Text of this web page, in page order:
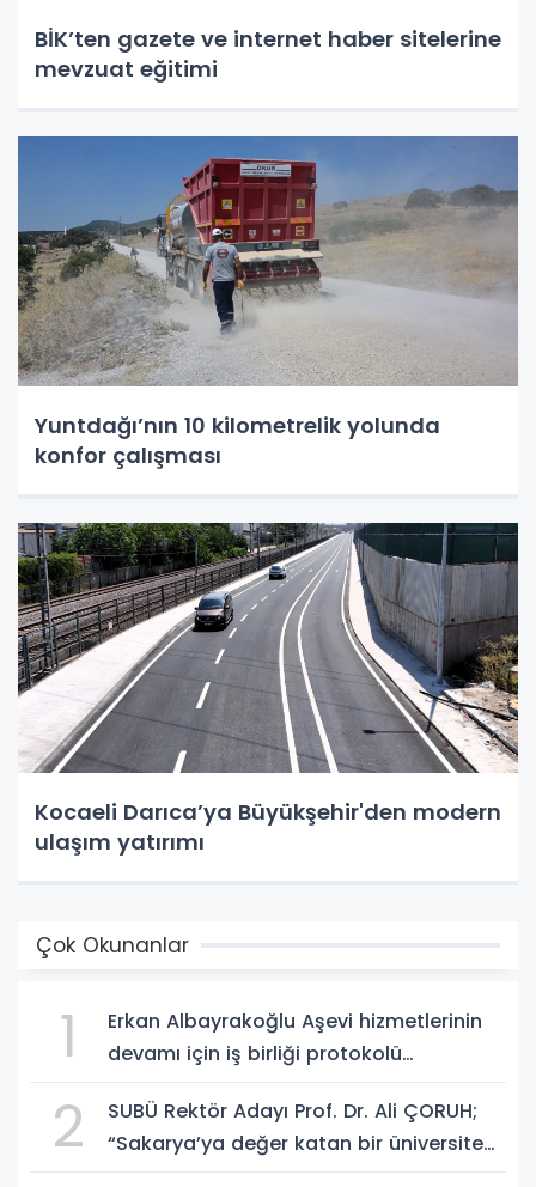
BİK’ten gazete ve internet haber sitelerine
mevzuat eğitimi
Yuntdağı’nın 10 kilometrelik yolunda
konfor çalışması
Kocaeli Darıca’ya Büyükşehir'den modern
ulaşım yatırımı
Çok Okunanlar
1
Erkan Albayrakoğlu Aşevi hizmetlerinin
devamı için iş birliği protokolü
2
SUBÜ Rektör Adayı Prof. Dr. Ali ÇORUH;
“Sakarya’ya değer katan bir üniversite